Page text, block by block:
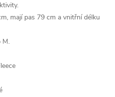
mají pas 79 cm a vnitřní délku
M.